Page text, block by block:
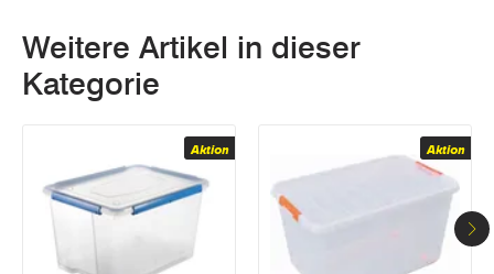
Weitere Artikel in dieser
Kategorie
Aktion Aktion